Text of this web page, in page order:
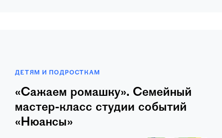
ДЕТЯМ И ПОДРОСТКАМ
«Сажаем ромашку». Семейный
мастер-класс студии событий
«Нюансы»